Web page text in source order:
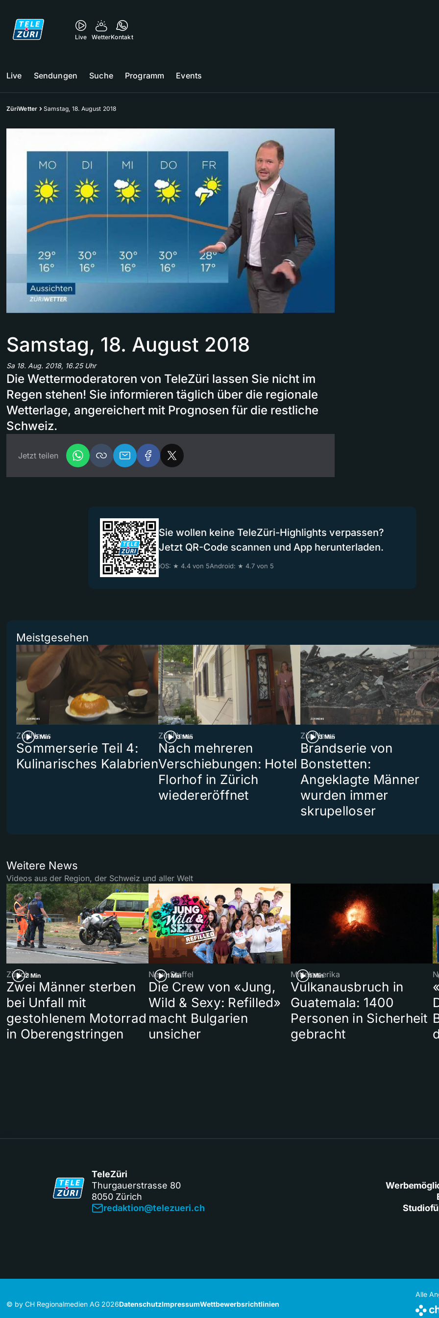
Live WetterKontakt
Live Sendungen Suche Programm Events
ZüriWetter Samstag, 18. August 2018
Samstag, 18. August 2018
Sa 18. Aug. 2018, 16.25 Uhr
Die Wettermoderatoren von TeleZüri lassen Sie nicht im
Regen stehen! Sie informieren täglich über die regionale
Wetterlage, angereichert mit Prognosen für die restliche
Schweiz.
Jetzt teilen
Sie wollen keine TeleZüri-Highlights verpassen?
Jetzt QR-Code scannen und App herunterladen.
iOS: ★ 4.4 von 5Android: ★ 4.7 von 5
Meistgesehen
5 Min
ZüriNews
Sommerserie Teil 4:
Kulinarisches Kalabrien
3 Min
ZüriNews
Nach mehreren
Verschiebungen: Hotel
Florhof in Zürich
wiedereröffnet
3 Min
ZüriNews
Brandserie von
Bonstetten:
Angeklagte Männer
wurden immer
skrupelloser
Weitere News
Videos aus der Region, der Schweiz und aller Welt
2 Min
Zürich
Zwei Männer sterben
bei Unfall mit
gestohlenem Motorrad
in Oberengstringen
1 Min
Neue Staffel
Die Crew von «Jung,
Wild & Sexy: Refilled»
macht Bulgarien
unsicher
1 Min
Mittelamerika
Vulkanausbruch in
Guatemala: 1400
Personen in Sicherheit
gebracht
TeleZüri
Thurgauerstrasse 80
8050 Zürich
redaktion@telezueri.ch
© by CH Regionalmedien AG 2026DatenschutzImpressumWettbewerbsrichtlinien
Alle